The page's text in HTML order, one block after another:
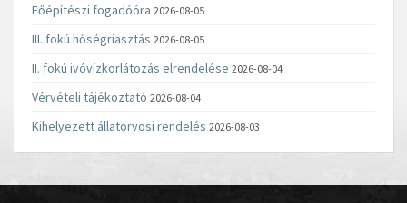
Főépítészi fogadóóra 2026-08-05
III. fokú hőségriasztás 2026-08-05
II. fokú ivóvízkorlátozás elrendelése 2026-08-04
Vérvételi tájékoztató 2026-08-04
Kihelyezett állatorvosi rendelés 2026-08-03